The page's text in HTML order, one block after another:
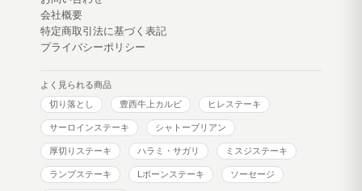
会社概要
特定商取引法に基づく表記
プライバシーポリシー
よく見られる商品
切り落とし
豊西牛上カルビ ヒレステーキ
サーロインステーキ シャトーブリアン
厚切りステーキ ハラミ・サガリ ミスジステーキ
ランプステーキ Lボーンステーキ ソーセージ